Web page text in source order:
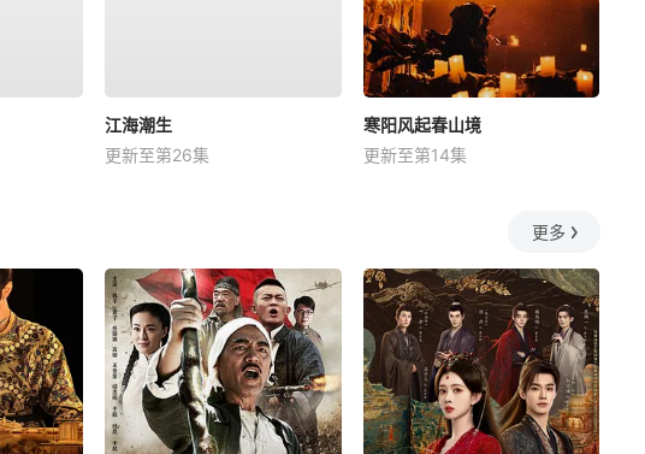
江海潮生
更新至第26集
寒阳风起春山境
更新至第14集
更多